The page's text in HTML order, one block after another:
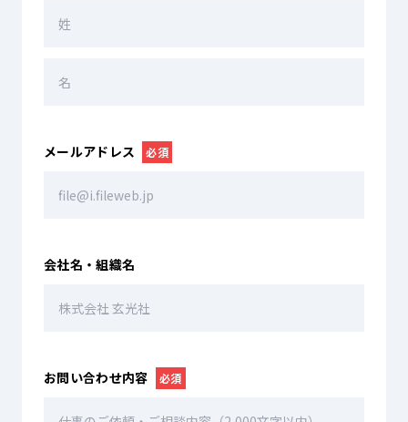
メールアドレス 必須
会社名・組織名
お問い合わせ内容 必須